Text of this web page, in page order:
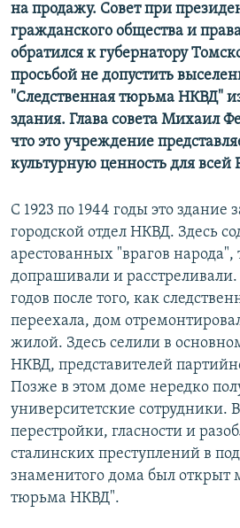
на продажу. Совет при
гражданского общества и
обратился к губернатору
просьбой не допустить
"Следственная тюрьма НКВД"
здания. Глава совета Михаил
что это учреждение
культурную ценность для всей
С 1923 по 1944 годы это
городской отдел НКВД. Здесь
арестованных "врагов народа",
допрашивали и
годов после того, как
переехала, дом
жилой. Здесь селили в
НКВД, представителей
Позже в этом доме нередко
университетские сотрудники.
перестройки, гласности и
сталинских преступлений в
знаменитого дома был открыт
тюрьма НКВД".